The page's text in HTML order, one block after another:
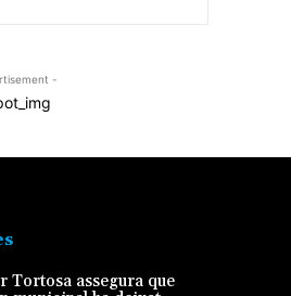
-
Tortosa assegura que